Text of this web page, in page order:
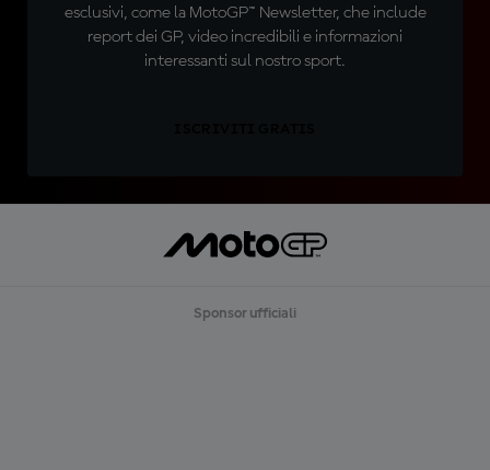
esclusivi, come la MotoGP™ Newsletter, che include
report dei GP, video incredibili e informazioni
interessanti sul nostro sport.
Sponsor ufficiali